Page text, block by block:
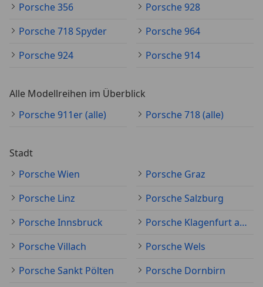
Porsche 356
Porsche 928
Porsche 718 Spyder
Porsche 964
Porsche 924
Porsche 914
Alle Modellreihen im Überblick
Porsche 911er (alle)
Porsche 718 (alle)
Stadt
Porsche Wien
Porsche Graz
Porsche Linz
Porsche Salzburg
Porsche Innsbruck
Porsche Klagenfurt am Wörthersee
Porsche Villach
Porsche Wels
Porsche Sankt Pölten
Porsche Dornbirn